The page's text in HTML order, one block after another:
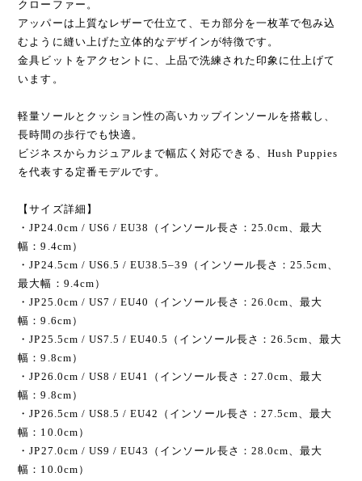
クローファー。
アッパーは上質なレザーで仕立て、モカ部分を一枚革で包み込
むように縫い上げた立体的なデザインが特徴です。
金具ビットをアクセントに、上品で洗練された印象に仕上げて
います。
軽量ソールとクッション性の高いカップインソールを搭載し、
長時間の歩行でも快適。
ビジネスからカジュアルまで幅広く対応できる、Hush Puppies
を代表する定番モデルです。
【サイズ詳細】
・JP24.0cm / US6 / EU38（インソール長さ：25.0cm、最大
幅：9.4cm）
・JP24.5cm / US6.5 / EU38.5–39（インソール長さ：25.5cm、
最大幅：9.4cm）
・JP25.0cm / US7 / EU40（インソール長さ：26.0cm、最大
幅：9.6cm）
・JP25.5cm / US7.5 / EU40.5（インソール長さ：26.5cm、最大
幅：9.8cm）
・JP26.0cm / US8 / EU41（インソール長さ：27.0cm、最大
幅：9.8cm）
・JP26.5cm / US8.5 / EU42（インソール長さ：27.5cm、最大
幅：10.0cm）
・JP27.0cm / US9 / EU43（インソール長さ：28.0cm、最大
幅：10.0cm）